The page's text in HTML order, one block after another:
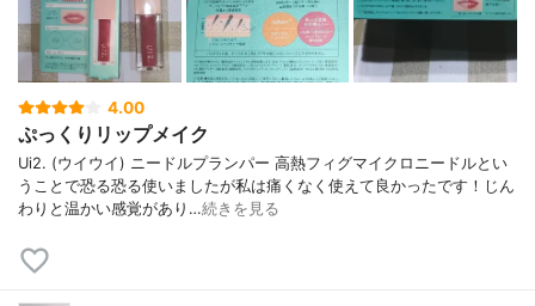
4.00
ぷっくりリップメイク
Ui2. (ウイウイ) ニードルプランパー 高熱フィグマイクロニードルとい
うことで恐る恐る使いましたが私は痛くなく使えて良かったです！じん
わりと温かい感覚があり…続きを見る